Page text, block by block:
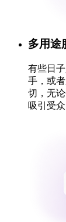
多用途
有些日
手，或
切，无
吸引受